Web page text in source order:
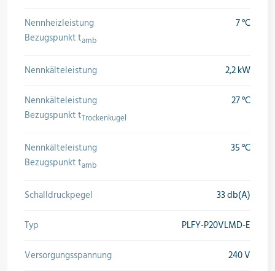
Nennheizleistung
Bezugspunkt tamb
7 °C
Nennkälteleistung
2,2 kW
Nennkälteleistung
Bezugspunkt tTrockenkugel
27 °C
Nennkälteleistung
Bezugspunkt tamb
35 °C
Schalldruckpegel
33 db(A)
Typ
PLFY-P20VLMD-E
Versorgungsspannung
240 V